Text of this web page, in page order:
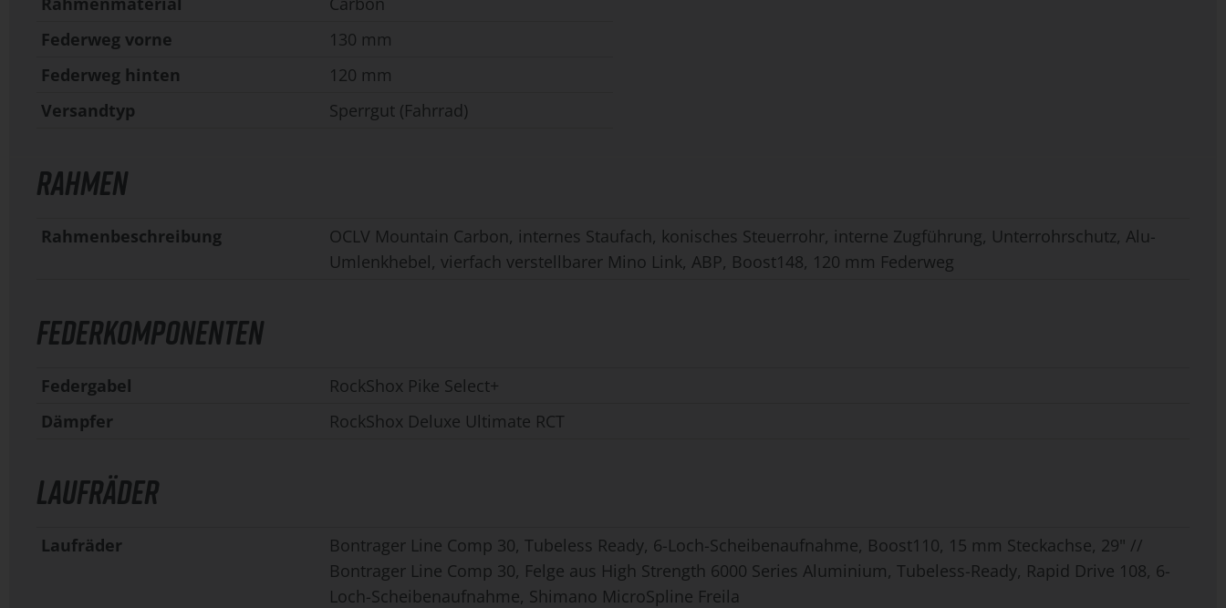
Federweg vorne
130 mm
Federweg hinten
120 mm
Versandtyp
Sperrgut (Fahrrad)
RAHMEN
Rahmenbeschreibung
OCLV Mountain Carbon, internes Staufach, konisches Steuerrohr, interne Zugführung, Unterrohrschutz, Alu-
Umlenkhebel, vierfach verstellbarer Mino Link, ABP, Boost148, 120 mm Federweg
FEDERKOMPONENTEN
Federgabel
RockShox Pike Select+
Dämpfer
RockShox Deluxe Ultimate RCT
LAUFRÄDER
Laufräder
Bontrager Line Comp 30, Tubeless Ready, 6-Loch-Scheibenaufnahme, Boost110, 15 mm Steckachse, 29" //
Bontrager Line Comp 30, Felge aus High Strength 6000 Series Aluminium, Tubeless-Ready, Rapid Drive 108, 6-
Loch-Scheibenaufnahme, Shimano MicroSpline Freila